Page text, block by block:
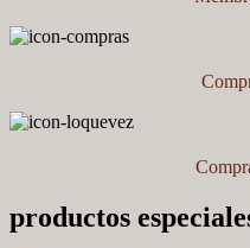
productos